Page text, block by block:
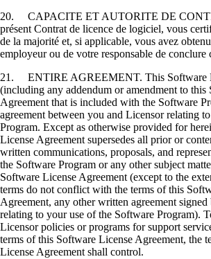
20. CAPACITE ET AUTORITE DE
présent Contrat de licence de logiciel, vous
de la majorité et, si applicable, vous avez
employeur ou de votre responsable de conclure
21. ENTIRE AGREEMENT. This Software
(including any addendum or amendment to this
Agreement that is included with the Software
agreement between you and Licensor relating
Program. Except as otherwise provided for
License Agreement supersedes all prior or
written communications, proposals, and
the Software Program or any other subject
Software License Agreement (except to the
terms do not conflict with the terms of this
Agreement, any other written agreement
relating to your use of the Software Program).
Licensor policies or programs for support
terms of this Software License Agreement, the
License Agreement shall control.